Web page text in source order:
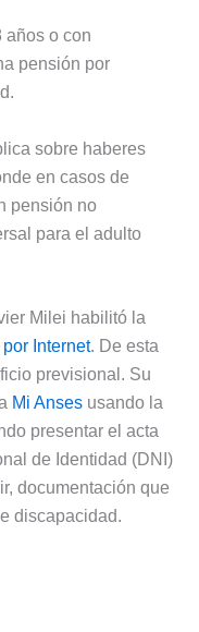
años o con
pensión por
sobre haberes
en casos de
pensión no
para el adulto
Milei habilitó la
Internet. De esta
previsional. Su
Mi Anses usando la
presentar el acta
de Identidad (DNI)
documentación que
discapacidad.